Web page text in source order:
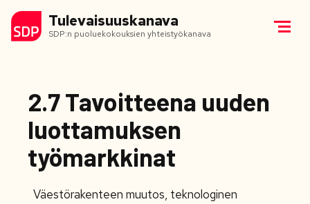
Tulevaisuuskanava
SDP:n puoluekokouksien yhteistyökanava
2.7 Tavoitteena uuden
luottamuksen
työmarkkinat
Väestörakenteen muutos, teknologinen